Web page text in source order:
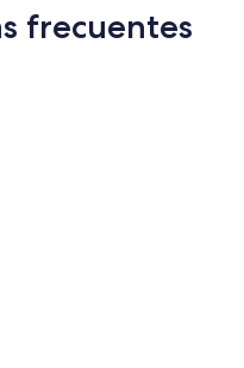
frecuentes